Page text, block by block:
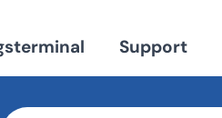
Support